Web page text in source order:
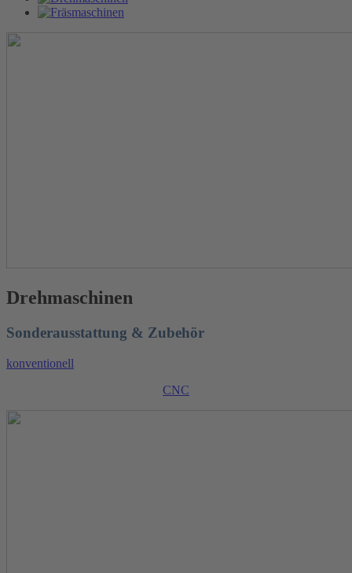
Drehmaschinen
Sonderausstattung & Zubehör
konventionell
CNC